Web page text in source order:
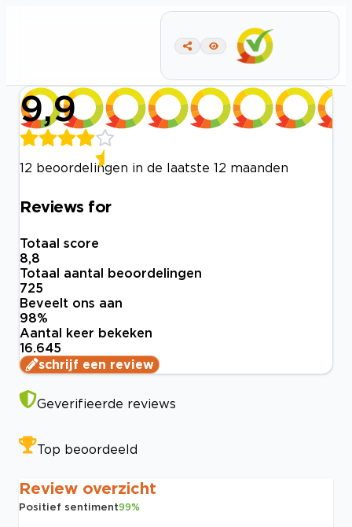
9,9
12 beoordelingen in de laatste 12 maanden
Reviews for
Totaal score
8,8
Totaal aantal beoordelingen
725
Beveelt ons aan
98%
Aantal keer bekeken
16.645
schrijf een review
Geverifieerde reviews
Top beoordeeld
Review overzicht
Positief sentiment99%